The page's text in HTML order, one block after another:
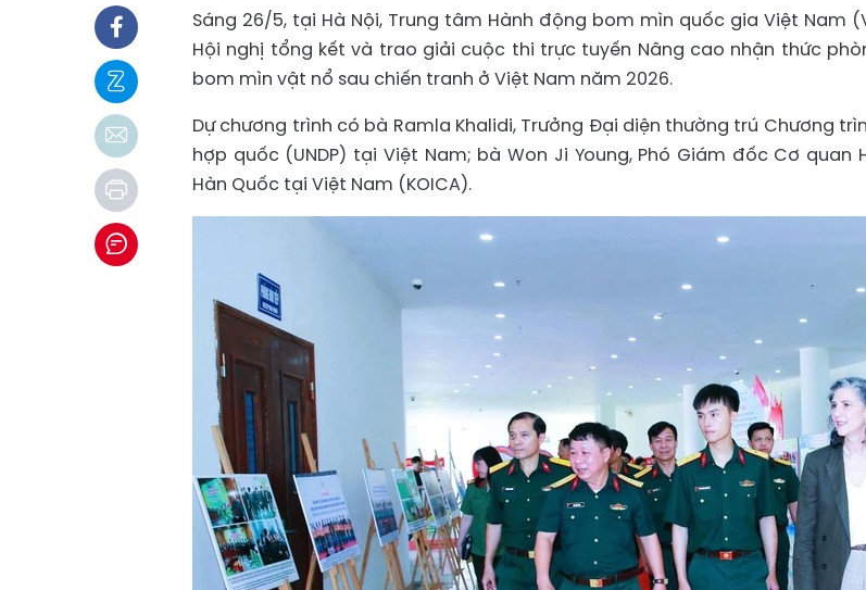
Sáng 26/5, tại Hà Nội, Trung tâm Hành động bom mìn quốc gia Việt Nam
Hội nghị tổng kết và trao giải cuộc thi trực tuyến Nâng cao nhận thức
bom mìn vật nổ sau chiến tranh ở Việt Nam năm 2026.
Dự chương trình có bà Ramla Khalidi, Trưởng Đại diện thường trú Chương
hợp quốc (UNDP) tại Việt Nam; bà Won Ji Young, Phó Giám đốc Cơ
Hàn Quốc tại Việt Nam (KOICA).